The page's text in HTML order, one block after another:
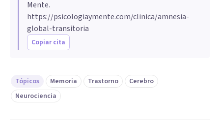
Mente.
https://psicologiaymente.com/clinica/amnesia-
global-transitoria
Copiar cita
Tópicos Memoria Trastorno
Cerebro
Neurociencia